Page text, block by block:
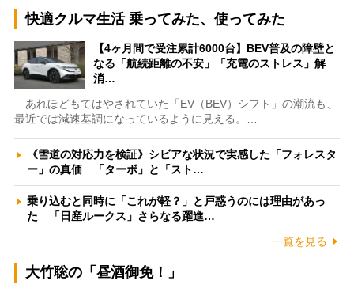
快適クルマ生活 乗ってみた、使ってみた
【4ヶ月間で受注累計6000台】BEV普及の障壁と
なる「航続距離の不安」「充電のストレス」解
消…
あれほどもてはやされていた「EV（BEV）シフト」の潮流も、
最近では減速基調になっているように見える。…
《雪道の対応力を検証》シビアな状況で実感した「フォレスタ
ー」の真価 「ターボ」と「スト…
乗り込むと同時に「これが軽？」と戸惑うのには理由があっ
た 「日産ルークス」さらなる躍進…
一覧を見る
大竹聡の「昼酒御免！」